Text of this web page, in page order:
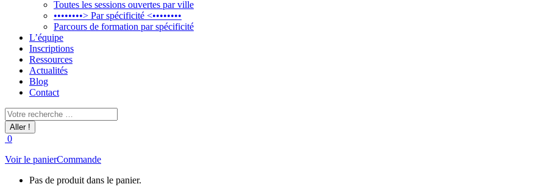
Toutes les sessions ouvertes par ville
••••••••> Par spécificité <••••••••
Parcours de formation par spécificité
L’équipe
Inscriptions
Ressources
Actualités
Blog
Contact
Recherche
:
0
Voir le panierCommande
Pas de produit dans le panier.